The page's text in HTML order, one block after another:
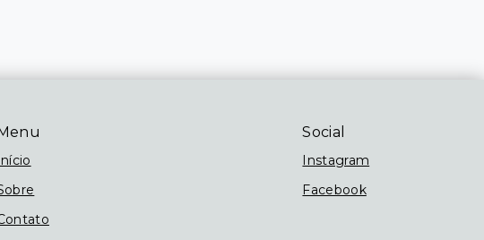
Social
Instagram
Facebook